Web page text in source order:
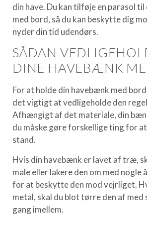
din have. Du kan tilføje en parasol
med bord, så du kan beskytte dig
nyder din tid udendørs.
SÅDAN
DINE HAVEBÆNK
For at holde din havebænk med
det vigtigt at vedligeholde den
Afhængigt af det materiale, din
du måske gøre forskellige ting for
stand.
Hvis din havebænk er lavet af træ,
male eller lakere den om med nogle
for at beskytte den mod vejrliget.
metal, skal du blot tørre den af med
gang imellem.